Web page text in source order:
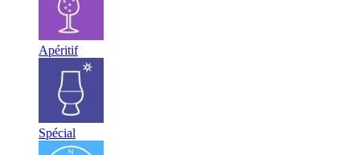
Apéritif
Spécial